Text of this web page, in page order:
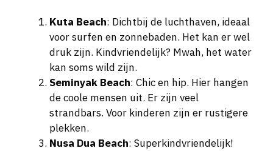
Kuta Beach: Dichtbij de luchthaven, ideaal
voor surfen en zonnebaden. Het kan er wel
druk zijn. Kindvriendelijk? Mwah, het water
kan soms wild zijn.
Seminyak Beach: Chic en hip. Hier hangen
de coole mensen uit. Er zijn veel
strandbars. Voor kinderen zijn er rustigere
plekken.
Nusa Dua Beach: Superkindvriendelijk!